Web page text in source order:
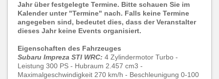
Jahr über festgelegte Termine. Bitte schauen Sie im
Kalender unter "Termine" nach. Falls keine Termine
angegeben sind, bedeutet dies, dass der Veranstalter
dieses Jahr keine Events organisiert.
Eigenschaften des Fahrzeuges
Subaru Impreza STI WRC: 4 Zylindermotor Turbo -
Leistung 300 PS - Hubraum 2.457 cm3 -
Maximalgeschwindigkeit 270 km/h - Beschleunigung 0-100